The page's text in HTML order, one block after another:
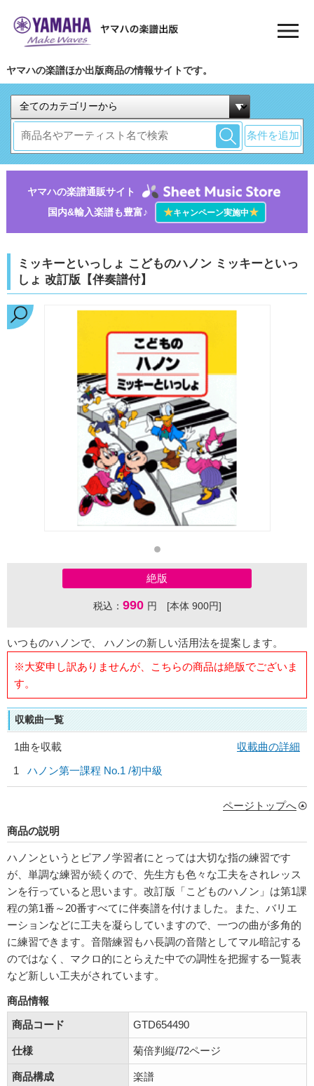
ヤマハの楽譜ほか出版商品の情報サイトです。
条件を追加
ヤマハの楽譜通販サイト
国内&輸入楽譜も豊富♪
★キャンペーン実施中★
ミッキーといっしょ こどものハノン ミッキーといっ
しょ 改訂版【伴奏譜付】
絶版
税込： 990 円 [本体 900円]
いつものハノンで、 ハノンの新しい活用法を提案します。
※大変申し訳ありませんが、こちらの商品は絶版でございま
す。
収載曲一覧
1曲を収載
収載曲の詳細
1
ハノン第一課程 No.1 /初中級
ページトップへ
商品の説明
ハノンというとピアノ学習者にとっては大切な指の練習です
が、単調な練習が続くので、先生方も色々な工夫をされレッス
ンを行っていると思います。改訂版「こどものハノン」は第1課
程の第1番～20番すべてに伴奏譜を付けました。また、バリエ
ーションなどに工夫を凝らしていますので、一つの曲が多角的
に練習できます。音階練習もハ長調の音階としてマル暗記する
のではなく、マクロ的にとらえた中での調性を把握する一覧表
など新しい工夫がされています。
商品情報
商品コード
GTD654490
仕様 菊倍判縦/72ページ
商品構成 楽譜